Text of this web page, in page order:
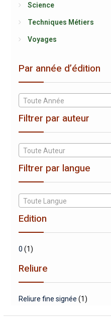
Science
Techniques Métiers
Voyages
Par année d’édition
Toute Année
Filtrer par auteur
Toute Auteur
Filtrer par langue
Toute Langue
Edition
0 (1)
Reliure
Reliure fine signée (1)